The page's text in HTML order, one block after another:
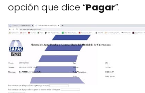
opción que dice “Pagar”.